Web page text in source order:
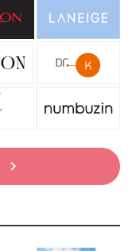
keyboard_arrow_right